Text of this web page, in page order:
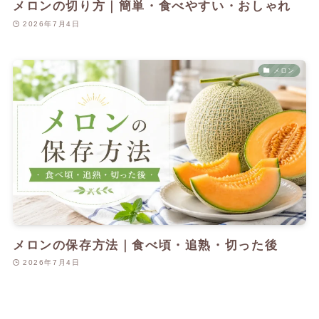
メロンの切り方｜簡単・食べやすい・おしゃれ
2026年7月4日
メロン
メロンの保存方法｜食べ頃・追熟・切った後
2026年7月4日